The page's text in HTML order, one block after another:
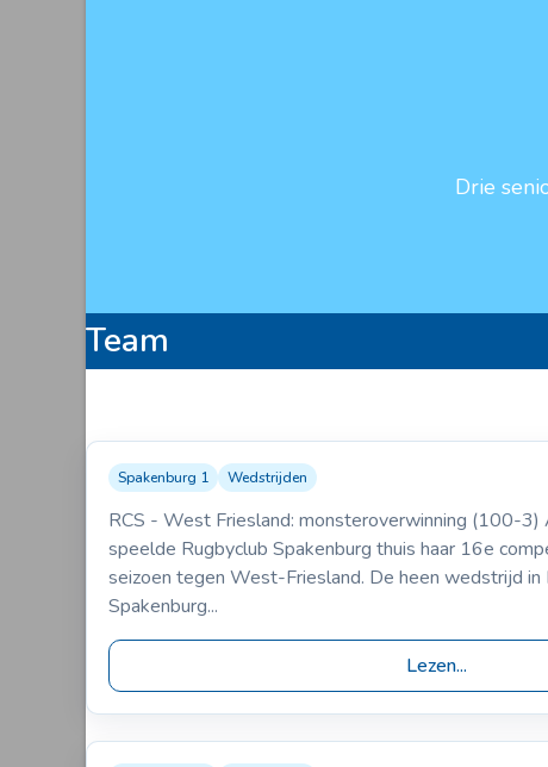
Drie
Team
01-03-2005
Spakenburg 1 VS West Friesland
100-3
Spakenburg 1 Wedstrijden
RCS - West Friesland: monsteroverwinning (100-3)
speelde Rugbyclub Spakenburg thuis haar 16e
seizoen tegen West-Friesland. De heen wedstrijd
Spakenburg...
Lezen...